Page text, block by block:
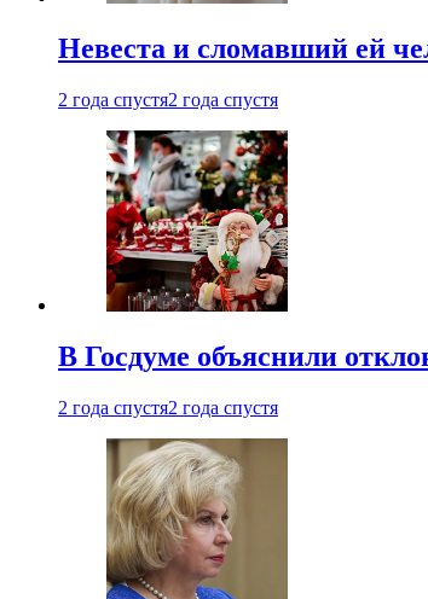
Невеста и сломавший ей
2 года спустя2 года спустя
В Госдуме объяснили
2 года спустя2 года спустя